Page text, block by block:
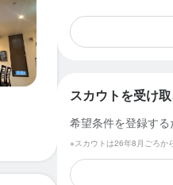
スカウトを受け
希望条件を登録する
※スカウトは26年8月ごろか